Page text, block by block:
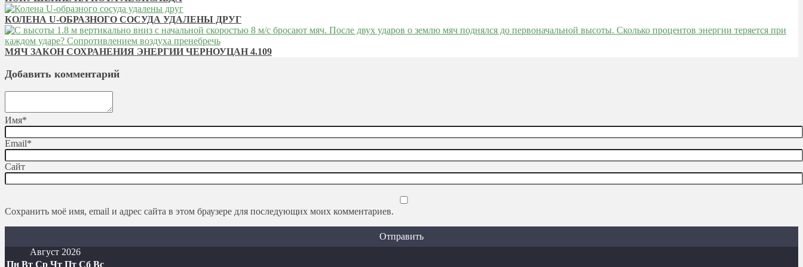
КОЛЕНА U-ОБРАЗНОГО СОСУДА УДАЛЕНЫ ДРУГ
МЯЧ ЗАКОН СОХРАНЕНИЯ ЭНЕРГИИ ЧЕРНОУЦАН 4.109
Добавить комментарий
Имя*
Email*
Сайт
Сохранить моё имя, email и адрес сайта в этом браузере для последующих моих комментариев.
Август 2026
Пн Вт Ср Чт Пт Сб Вс